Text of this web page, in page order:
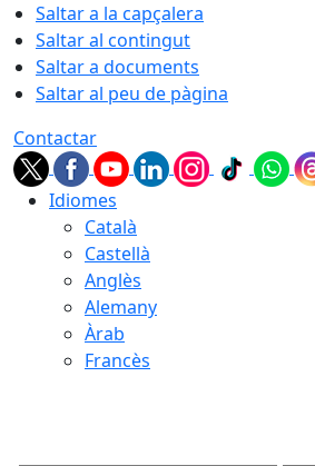
Saltar a la capçalera
Saltar al contingut
Saltar a documents
Saltar al peu de pàgina
Contactar
Idiomes
Català
Castellà
Anglès
Alemany
Àrab
Francès